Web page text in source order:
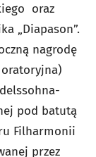
oraz
„Diapason”.
nagrodę
pod batutą
Filharmonii
przez